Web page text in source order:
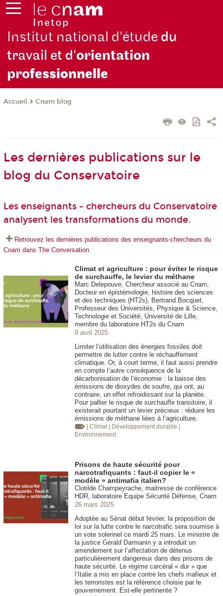
Institut national d'étude du
travail et d'orientation
professionnelle
Accueil Cnam blog
Les dernières publications sur le
blog du Conservatoire
Les enseignants - chercheurs du Conservatoire
analysent les transformations du monde.
Retrouvez les dernières publications des enseignants-chercheurs du
Cnam dans The Conversation
Climat et agriculture : pour éviter le risque
de surchauffe, le levier du méthane
Marc Delepouve, Chercheur associé au Cnam,
Docteur en épistémologie, histoire des sciences
et des techniques (HT2s), Bertrand Bocquet,
Professeur des Universités, Physique & Science,
Technologie et Société, Université de Lille,
membre du laboratoire HT2s du Cnam
9 avril 2025
Limiter l’utilisation des énergies fossiles doit
permettre de lutter contre le réchauffement
climatique. Or, à court terme, il faut aussi prendre
en compte l’autre conséquence de la
décarbonisation de l’économie : la baisse des
émissions de dioxydes de soufre, qui ont, au
contraire, un effet refroidissant sur la planète.
Pour pallier le risque de surchauffe transitoire, il
existerait pourtant un levier précieux : réduire les
émissions de méthane liées à l’agriculture.
| Climat | Développement durable
Environnement
Prisons de haute sécurité pour
narcotrafiquants : faut-il copier le «
modèle » antimafia italien?
Clotilde Champeyrache, maitresse de conférence
HDR, laboratoire Equipe Sécurité Défense, Cnam
26 mars 2025
Adoptée au Sénat début février, la proposition de
loi sur la lutte contre le narcotrafic sera soumise à
un vote solennel ce mardi 25 mars. Le ministre de
la justice Gérald Darmanin y a introduit un
amendement sur l’affectation de détenus
particulièrement dangereux dans des prisons de
haute sécurité. Le régime carcéral « dur » que
l’Italie a mis en place contre les chefs mafieux et
les terroristes est la référence choisie par le
gouvernement. Est-elle pertinente ?